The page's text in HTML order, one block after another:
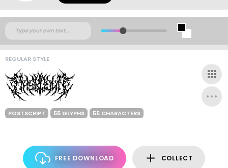
REGULAR STYLE
POSTSCRIPT 55 GLYPHS 55 CHARACTERS
FREE DOWNLOAD COLLECT